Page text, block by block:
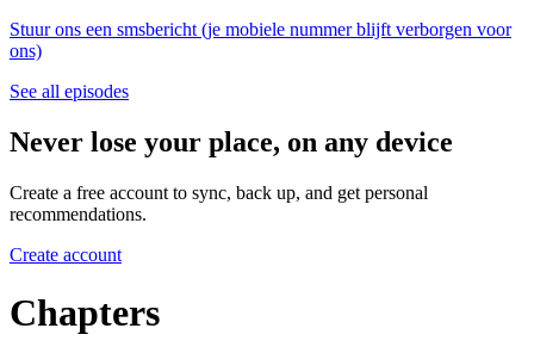
Stuur ons een smsbericht (je mobiele nummer blijft verborgen voor
ons)
See all episodes
Never lose your place, on any device
Create a free account to sync, back up, and get personal
recommendations.
Create account
Chapters